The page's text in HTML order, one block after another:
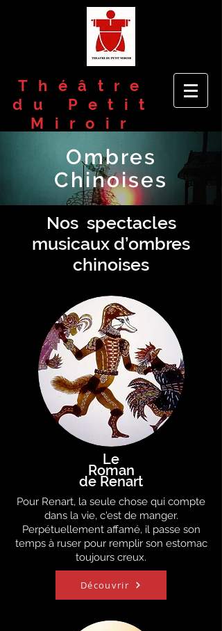
Théâtre
du Petit
Miroir
Ombres
Chinoises
Nos spectacles
musicaux d’ombres
chinoises
Le
Roman
de Renart
Pour Renart, la seule chose qui compte
dans la vie, c'est de manger.
Perpétuellement affamé, il passe son
temps à ruser pour remplir son estomac
toujours creux.
Découvrir